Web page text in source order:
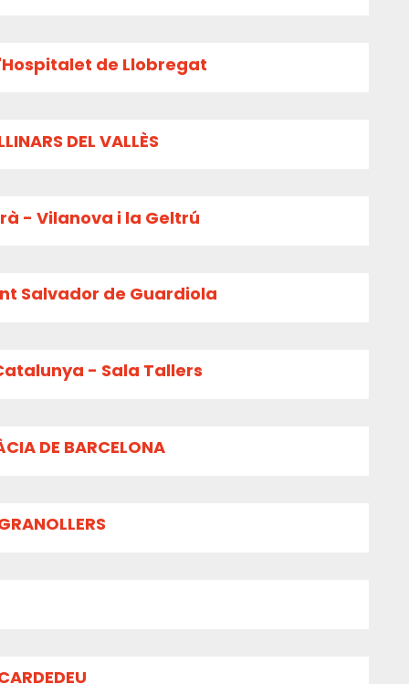
de Llobregat
DEL VALLÈS
- Vilanova i la Geltrú
Salvador de Guardiola
- Sala Tallers
DE BARCELONA